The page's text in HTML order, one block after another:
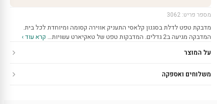
מספר פריט: 3062
מדבקת טפט לדלת בסגנון קלאסי התעניק אווירה קסומה ומיוחדת לכל בית.
המדבקה מגיעה ב2 גדלים. המדבקות טפט של טאקיארט עשויות…
קרא עוד ›
על המוצר
משלוחים ואספקה